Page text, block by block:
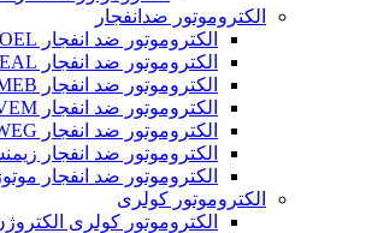
الکتروموتور ضدانفجار
الکتروموتور ضد انفجار COEL
الکتروموتور ضد انفجار REAL
الکتروموتور ضد انفجار UMEB
الکتروموتور ضد انفجار VEM
الکتروموتور ضد انفجار WEG
الکتروموتور ضد انفجار
الکتروموتور ضد انفجار
الکتروموتور کولری
الکتروموتور کولری